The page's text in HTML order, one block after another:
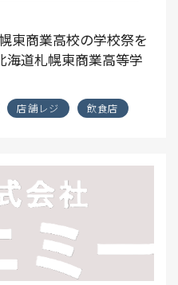
東商業高校の学校祭を
海道札幌東商業高等学
店舗レジ 飲食店